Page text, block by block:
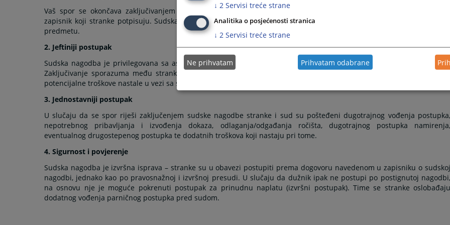
Vaš spor se okončava zaključivanjem sudske nagodbe pred prvostepenim sudom. Sporazum stranaka se unosi u
zapisnik koji stranke potpisuju. Sudska nagodba ima status izvršne isprave, bez drugostepenog žalbenog postupka u
predmetu.
2. Jeftiniji postupak
Sudska nagodba je privilegovana sa aspekta plaćanja sudske takse, a prema odredbama Zakona o sudskim taksama.
Zaključivanje sporazuma među strankama znatno skraćuje vrijeme trajanja spora, te na taj način reducira i ostale
potencijalne troškove nastale u vezi sa sudskim postupkom.
3. Jednostavniji postupak
U slučaju da se spor riješi zaključenjem sudske nagodbe stranke i sud su pošteđeni dugotrajnog vođenja postupka,
nepotrebnog pribavljanja i izvođenja dokaza, odlaganja/odgađanja ročišta, dugotrajnog postupka namirenja,
eventualnog drugostepenog postupka te dodatnih troškova koji nastaju pri tome.
4. Sigurnost i povjerenje
Sudska nagodba je izvršna isprava – stranke su u obavezi postupiti prema dogovoru navedenom u zapisniku o sudskoj
nagodbi, jednako kao po pravosnažnoj i izvršnoj presudi. U slučaju da dužnik ipak ne postupi po postignutoj nagodbi,
na osnovu nje je moguće pokrenuti postupak za prinudnu naplatu (izvršni postupak). Time se stranke oslobađaju
dodatnog vođenja parničnog postupka pred sudom.
↓ 2 Servisi treće strane
Analitika o posjećenosti stranica
↓ 2 Servisi treće strane
Ne prihvatam Prihvatam odabrane